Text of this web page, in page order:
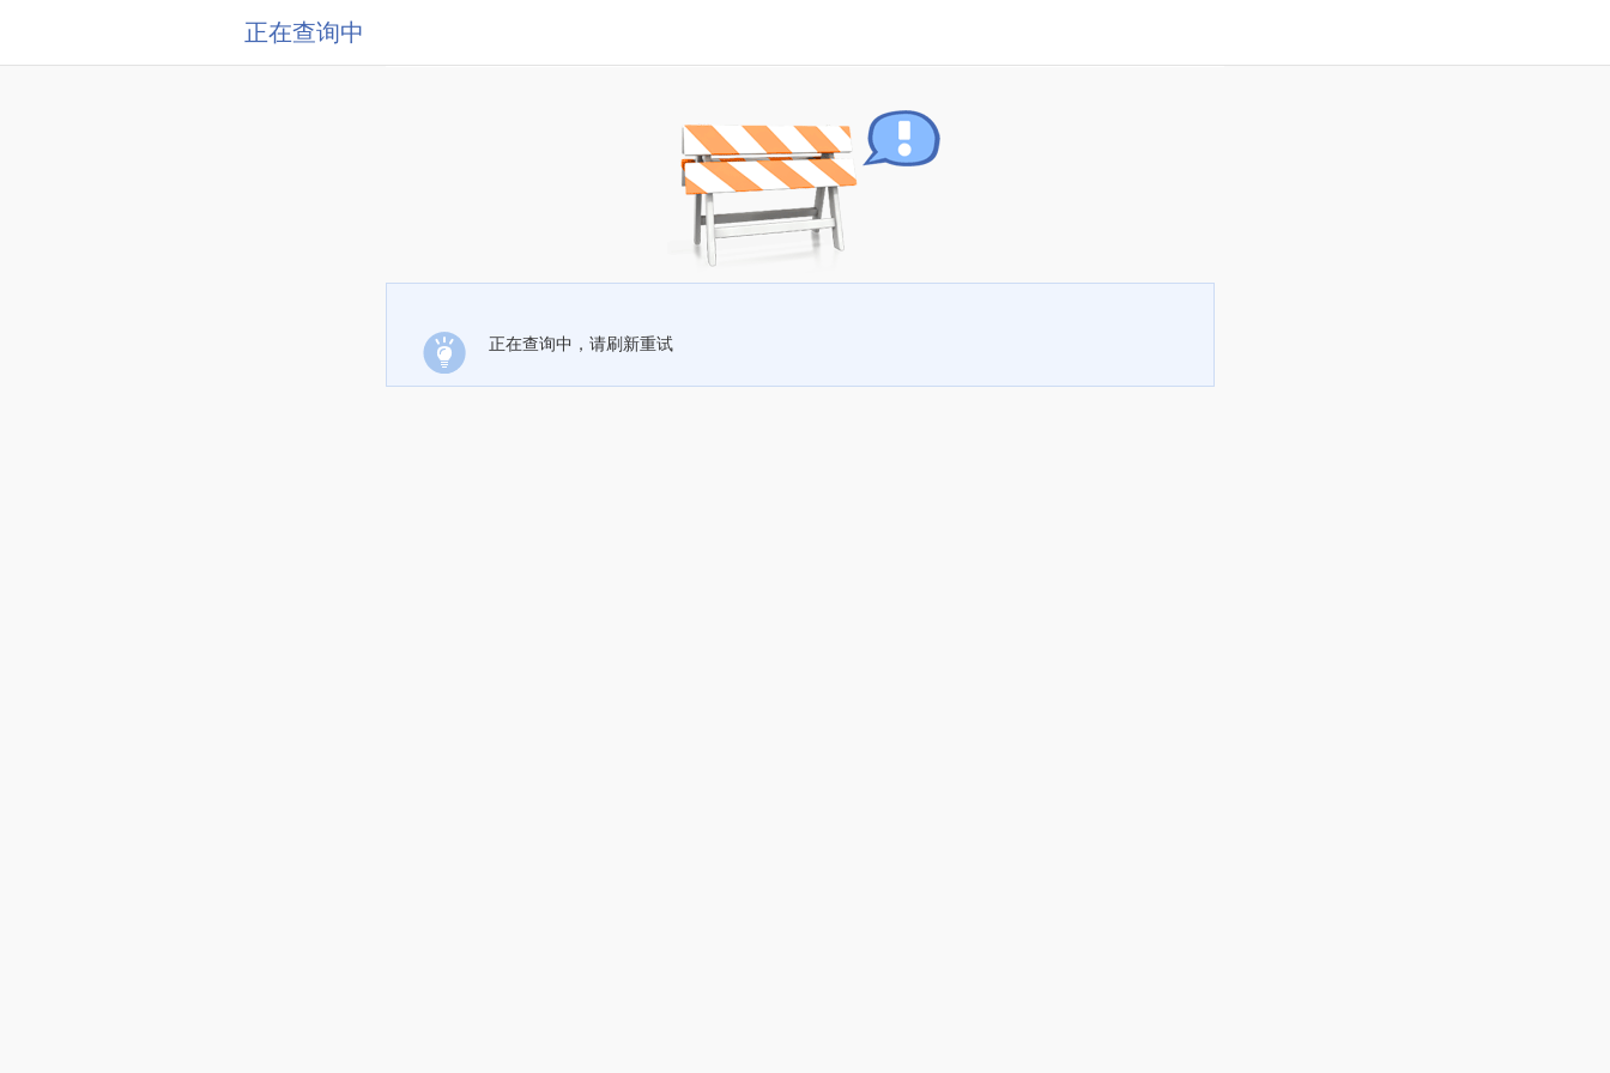
正在查询中
正在查询中，请刷新重试